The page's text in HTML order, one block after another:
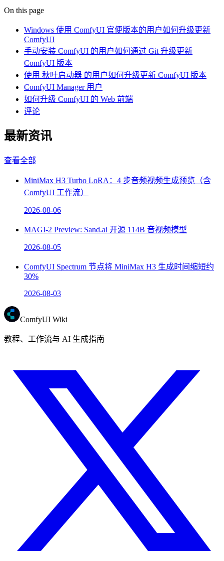
On this page
Windows 使用 ComfyUI 官便版本的用户如何升级更新
ComfyUI
手动安装 ComfyUI 的用户如何通过 Git 升级更新
ComfyUI 版本
使用 秋叶启动器 的用户如何升级更新 ComfyUI 版本
ComfyUI Manager 用户
如何升级 ComfyUI 的 Web 前端
评论
最新资讯
查看全部
MiniMax H3 Turbo LoRA：4 步音频视频生成预览（含
ComfyUI 工作流）
2026-08-06
MAGI-2 Preview: Sand.ai 开源 114B 音视频模型
2026-08-05
ComfyUI Spectrum 节点将 MiniMax H3 生成时间缩短约
30%
2026-08-03
ComfyUI Wiki
教程、工作流与 AI 生成指南